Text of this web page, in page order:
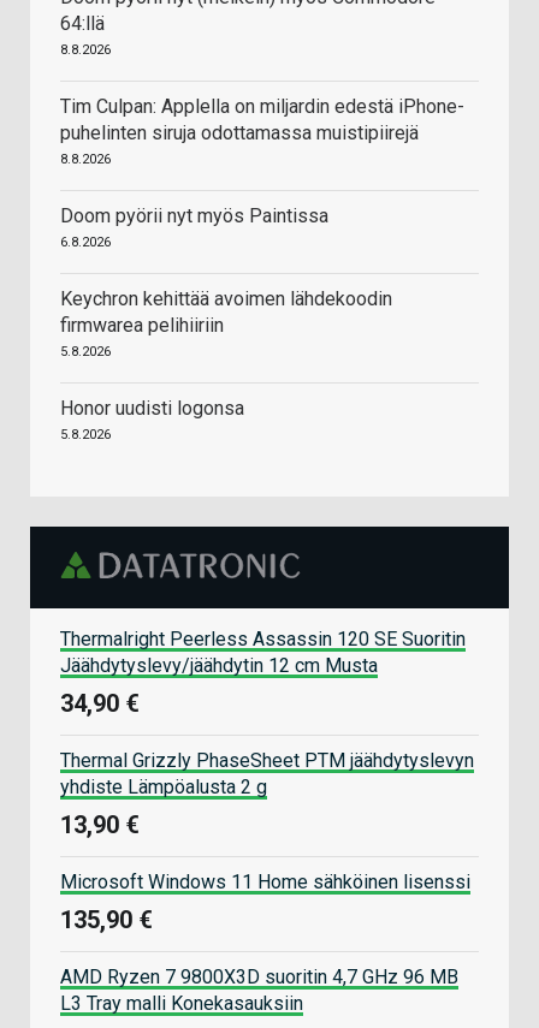
64:llä
8.8.2026
Tim Culpan: Applella on miljardin edestä iPhone-
puhelinten siruja odottamassa muistipiirejä
8.8.2026
Doom pyörii nyt myös Paintissa
6.8.2026
Keychron kehittää avoimen lähdekoodin
firmwarea pelihiiriin
5.8.2026
Honor uudisti logonsa
5.8.2026
Thermalright Peerless Assassin 120 SE Suoritin
Jäähdytyslevy/jäähdytin 12 cm Musta
34,90 €
Thermal Grizzly PhaseSheet PTM jäähdytyslevyn
yhdiste Lämpöalusta 2 g
13,90 €
Microsoft Windows 11 Home sähköinen lisenssi
135,90 €
AMD Ryzen 7 9800X3D suoritin 4,7 GHz 96 MB
L3 Tray malli Konekasauksiin